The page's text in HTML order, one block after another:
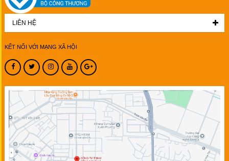
LIÊN HỆ
KẾT NỐI VỚI MẠNG XÃ HỘI